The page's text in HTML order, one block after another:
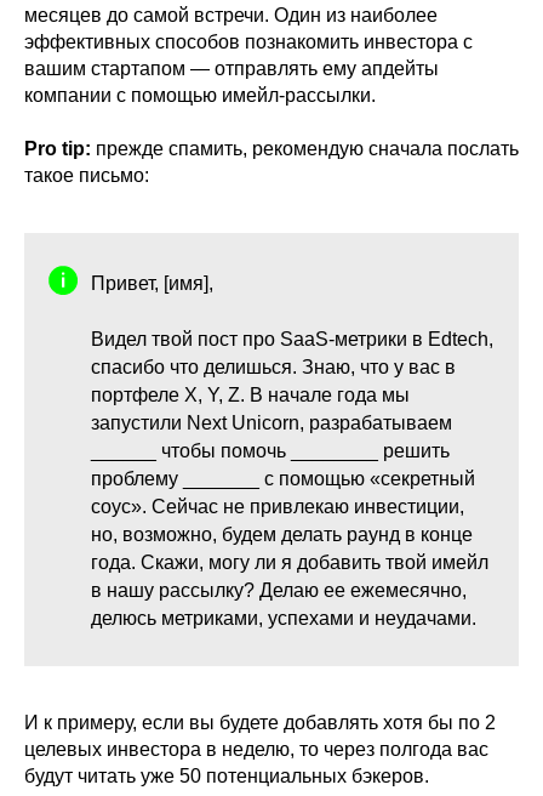
месяцев до самой встречи. Один из наиболее
эффективных способов познакомить инвестора с
вашим стартапом — отправлять ему апдейты
компании с помощью имейл-рассылки.
Pro tip: прежде спамить, рекомендую сначала послать
такое письмо:
Привет, [имя],
Видел твой пост про SaaS-метрики в Edtech,
спасибо что делишься. Знаю, что у вас в
портфеле X, Y, Z. В начале года мы
запустили Next Unicorn, разрабатываем
______ чтобы помочь ________ решить
проблему _______ с помощью «секретный
соус». Сейчас не привлекаю инвестиции,
но, возможно, будем делать раунд в конце
года. Скажи, могу ли я добавить твой имейл
в нашу рассылку? Делаю ее ежемесячно,
делюсь метриками, успехами и неудачами.
И к примеру, если вы будете добавлять хотя бы по 2
целевых инвестора в неделю, то через полгода вас
будут читать уже 50 потенциальных бэкеров.